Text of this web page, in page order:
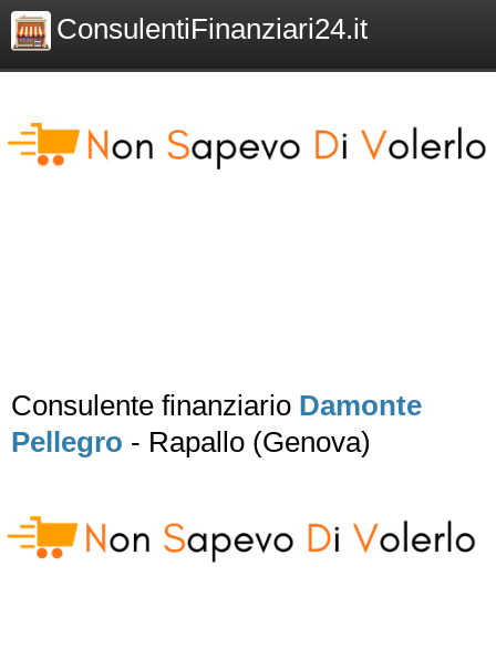
ConsulentiFinanziari24.it
Consulente finanziario Damonte
Pellegro - Rapallo (Genova)